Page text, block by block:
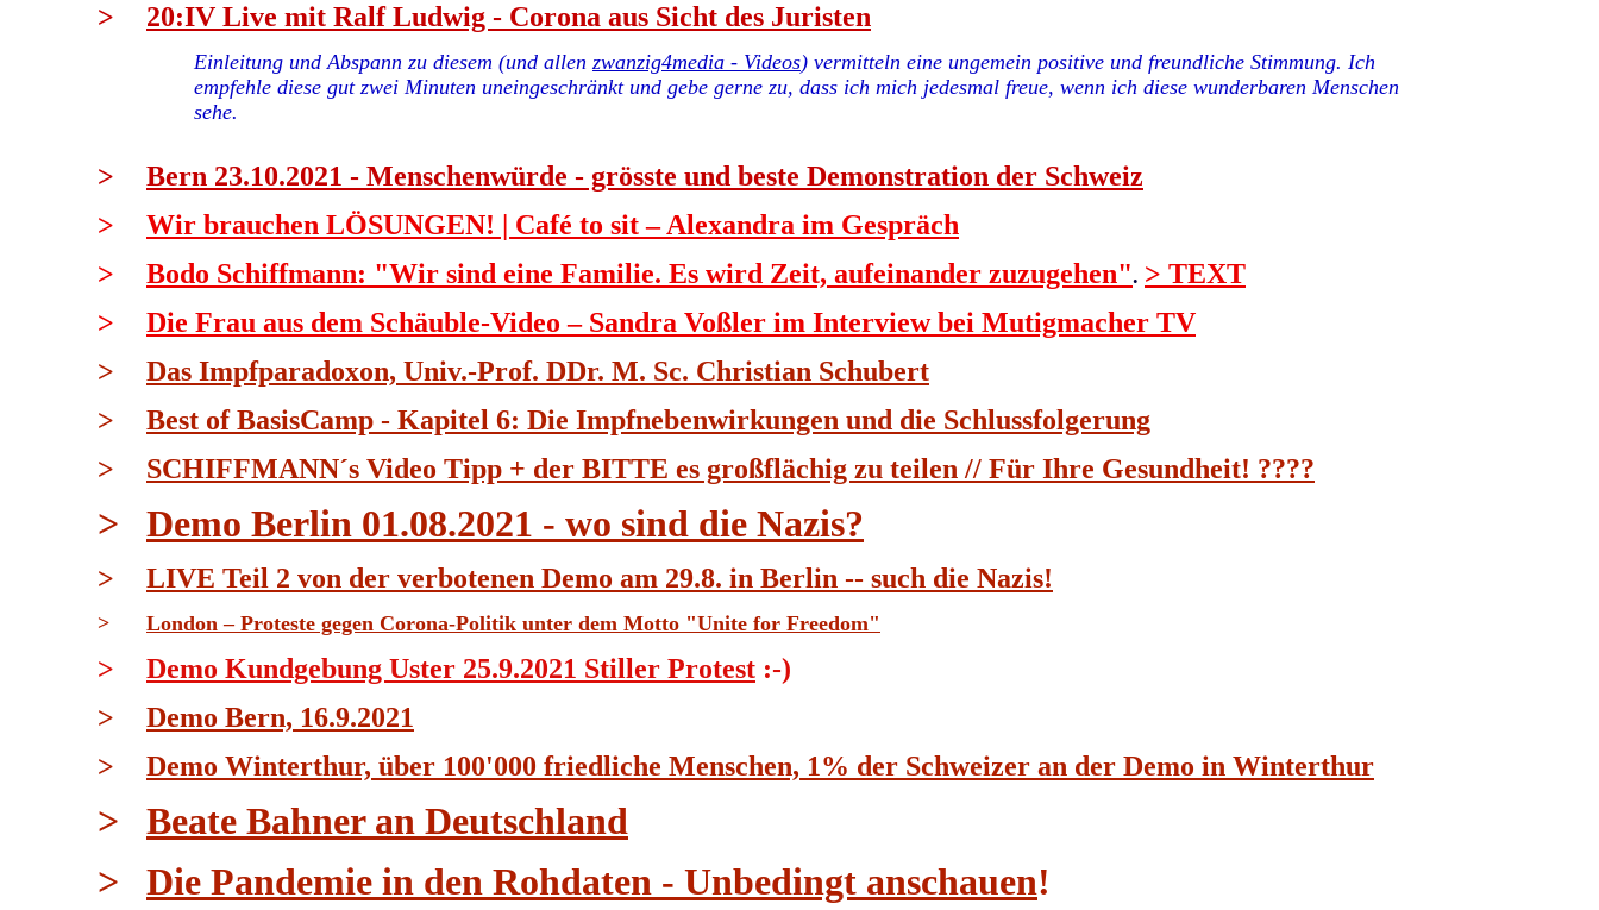
> 20:IV Live mit Ralf Ludwig - Corona aus Sicht des Juristen
Einleitung und Abspann zu diesem (und allen zwanzig4media - Videos) vermitteln eine ungemein positive und freundliche Stimmung. Ich
empfehle diese gut zwei Minuten uneingeschränkt und gebe gerne zu, dass ich mich jedesmal freue, wenn ich diese wunderbaren Menschen
sehe.
>
Bern 23.10.2021 - Menschenwürde - grösste und beste Demonstration der Schweiz
>
Wir brauchen LÖSUNGEN! | Café to sit – Alexandra im Gespräch
>
Bodo Schiffmann: "Wir sind eine Familie. Es wird Zeit, aufeinander zuzugehen". > TEXT
>
Die Frau aus dem Schäuble-Video – Sandra Voßler im Interview bei Mutigmacher TV
>
Das Impfparadoxon, Univ.-Prof. DDr. M. Sc. Christian Schubert
>
Best of BasisCamp - Kapitel 6: Die Impfnebenwirkungen und die Schlussfolgerung
>
SCHIFFMANN´s Video Tipp + der BITTE es großflächig zu teilen // Für Ihre Gesundheit! ????
> Demo Berlin 01.08.2021 - wo sind die Nazis?
> LIVE Teil 2 von der verbotenen Demo am 29.8. in Berlin -- such die Nazis!
> London – Proteste gegen Corona-Politik unter dem Motto "Unite for Freedom"
> Demo Kundgebung Uster 25.9.2021 Stiller Protest :-)
>
Demo Bern, 16.9.2021
>
Demo Winterthur, über 100'000 friedliche Menschen, 1% der Schweizer an der Demo in Winterthur
>
Beate Bahner an Deutschland
>
Die Pandemie in den Rohdaten - Unbedingt anschauen!